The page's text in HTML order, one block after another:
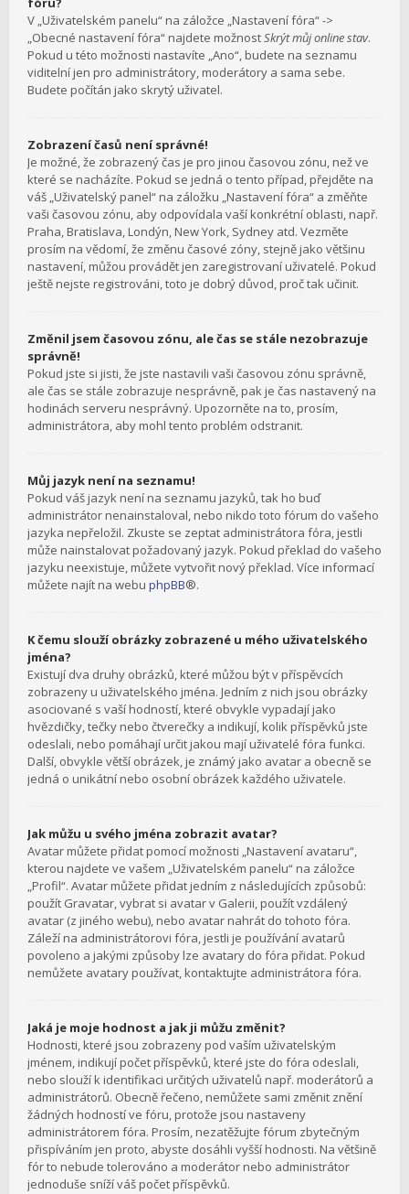
V „Uživatelském panelu“ na záložce „Nastavení fóra“ ->
„Obecné nastavení fóra“ najdete možnostSkrýt můj online stav.
Pokud u této možnosti nastavíte „Ano“, budete na seznamu
viditelní jen pro administrátory, moderátory a sama sebe.
Budete počítán jako skrytý uživatel.
Zobrazení časů není správné!
Je možné, že zobrazený čas je pro jinou časovou zónu, než ve
které se nacházíte. Pokud se jedná o tento případ, přejděte na
váš „Uživatelský panel“ na záložku „Nastavení fóra“ a změňte
vaši časovou zónu, aby odpovídala vaší konkrétní oblasti, např.
Praha, Bratislava, Londýn, New York, Sydney atd. Vezměte
prosím na vědomí, že změnu časové zóny, stejně jako většinu
nastavení, můžou provádět jen zaregistrovaní uživatelé. Pokud
ještě nejste registrováni, toto je dobrý důvod, proč tak učinit.
Změnil jsem časovou zónu, ale čas se stále nezobrazuje
správně!
Pokud jste si jisti, že jste nastavili vaši časovou zónu správně,
ale čas se stále zobrazuje nesprávně, pak je čas nastavený na
hodinách serveru nesprávný. Upozorněte na to, prosím,
administrátora, aby mohl tento problém odstranit.
Můj jazyk není na seznamu!
Pokud váš jazyk není na seznamu jazyků, tak ho buď
administrátor nenainstaloval, nebo nikdo toto fórum do vašeho
jazyka nepřeložil. Zkuste se zeptat administrátora fóra, jestli
může nainstalovat požadovaný jazyk. Pokud překlad do vašeho
jazyku neexistuje, můžete vytvořit nový překlad. Více informací
můžete najít na webu phpBB®.
K čemu slouží obrázky zobrazené u mého uživatelského
jména?
Existují dva druhy obrázků, které můžou být v příspěvcích
zobrazeny u uživatelského jména. Jedním z nich jsou obrázky
asociované s vaší hodností, které obvykle vypadají jako
hvězdičky, tečky nebo čtverečky a indikují, kolik příspěvků jste
odeslali, nebo pomáhají určit jakou mají uživatelé fóra funkci.
Další, obvykle větší obrázek, je známý jako avatar a obecně se
jedná o unikátní nebo osobní obrázek každého uživatele.
Jak můžu u svého jména zobrazit avatar?
Avatar můžete přidat pomocí možnosti „Nastavení avataru“,
kterou najdete ve vašem „Uživatelském panelu“ na záložce
„Profil“. Avatar můžete přidat jedním z následujících způsobů:
použít Gravatar, vybrat si avatar v Galerii, použít vzdálený
avatar (z jiného webu), nebo avatar nahrát do tohoto fóra.
Záleží na administrátorovi fóra, jestli je používání avatarů
povoleno a jakými způsoby lze avatary do fóra přidat. Pokud
nemůžete avatary používat, kontaktujte administrátora fóra.
Jaká je moje hodnost a jak ji můžu změnit?
Hodnosti, které jsou zobrazeny pod vaším uživatelským
jménem, indikují počet příspěvků, které jste do fóra odeslali,
nebo slouží k identifikaci určitých uživatelů např. moderátorů a
administrátorů. Obecně řečeno, nemůžete sami změnit znění
žádných hodností ve fóru, protože jsou nastaveny
administrátorem fóra. Prosím, nezatěžujte fórum zbytečným
přispíváním jen proto, abyste dosáhli vyšší hodnosti. Na většině
fór to nebude tolerováno a moderátor nebo administrátor
jednoduše sníží váš počet příspěvků.